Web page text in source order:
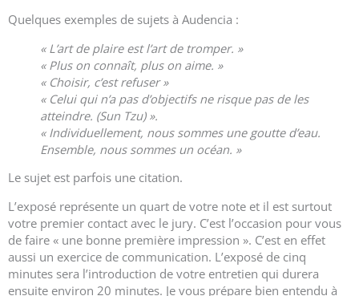
Quelques exemples de sujets à Audencia :
« L’art de plaire est l’art de tromper. »
« Plus on connaît, plus on aime. »
« Choisir, c’est refuser »
« Celui qui n’a pas d’objectifs ne risque pas de les
atteindre. (Sun Tzu) ».
« Individuellement, nous sommes une goutte d’eau.
Ensemble, nous sommes un océan. »
Le sujet est parfois une citation.
L’exposé représente un quart de votre note et il est surtout
votre premier contact avec le jury. C’est l’occasion pour vous
de faire « une bonne première impression ». C’est en effet
aussi un exercice de communication. L’exposé de cinq
minutes sera l’introduction de votre entretien qui durera
ensuite environ 20 minutes. Je vous prépare bien entendu à